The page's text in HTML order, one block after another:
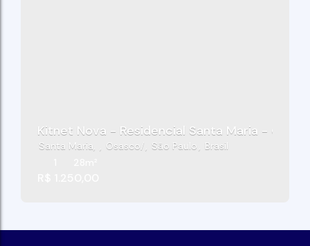
Kitnet Nova - Residencial Santa Maria -
Santa Maria Osasco São Paulo
Brasil